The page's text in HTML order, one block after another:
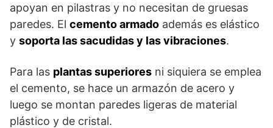
apoyan en pilastras y no necesitan de gruesas
paredes. El cemento armado además es elástico
y soporta las sacudidas y las vibraciones.
Para las plantas superiores ni siquiera se emplea
el cemento, se hace un armazón de acero y
luego se montan paredes ligeras de material
plástico y de cristal.